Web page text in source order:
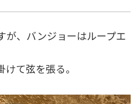
が、バンジョーはループエ
て弦を張る。